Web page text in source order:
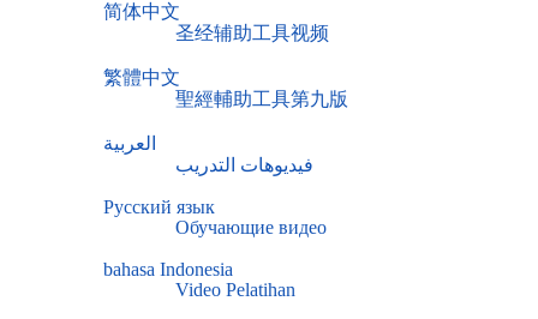
简体中文
圣经辅助工具视频
繁體中文
聖經輔助工具第九版
العربية
فيديوهات التدريب
Русский язык
Обучающие видео
bahasa Indonesia
Video Pelatihan